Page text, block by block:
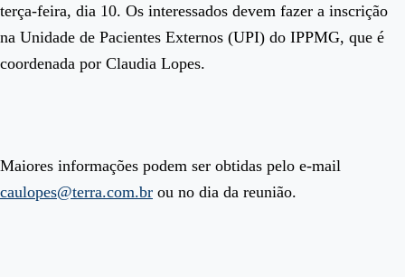
terça-feira, dia 10. Os interessados devem fazer a inscrição
na Unidade de Pacientes Externos (UPI) do IPPMG, que é
coordenada por Claudia Lopes.
Maiores informações podem ser obtidas pelo e-mail
caulopes@terra.com.br ou no dia da reunião.